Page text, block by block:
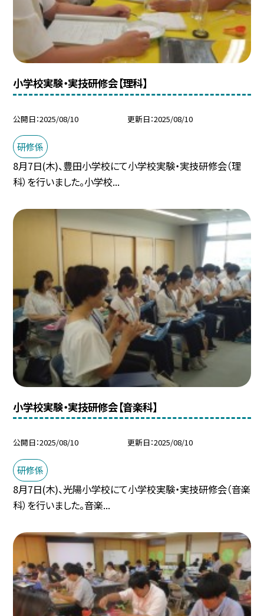
小学校実験・実技研修会【理科】
公開日 2025/08/10 更新日 2025/08/10
研修係
8月7日(木)、豊田小学校にて小学校実験・実技研修会（理
科）を行いました。小学校...
小学校実験・実技研修会【音楽科】
公開日 2025/08/10 更新日 2025/08/10
研修係
8月7日(木)、光陽小学校にて小学校実験・実技研修会（音楽
科）を行いました。音楽...